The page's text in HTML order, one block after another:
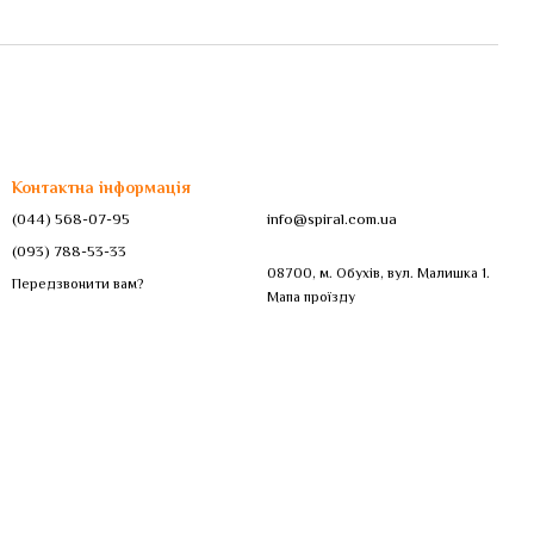
Контактна інформація
(044) 568-07-95
(093) 788-53-33
Передзвонити вам?
info@spiral.com.ua
08700, м. Обухів, вул. Малишка 1.
Мапа проїзду